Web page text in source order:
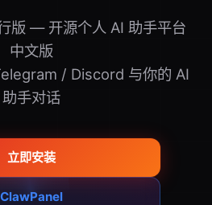
版 — 开源个人 AI 助手平台
中文版
/ Discord 与你的 AI
助手对话
立即安装
ClawPanel